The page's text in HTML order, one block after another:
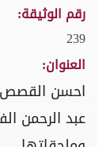
رقم الوثيقة:
239
العنوان:
احسن القصص:
عبد الرحمن